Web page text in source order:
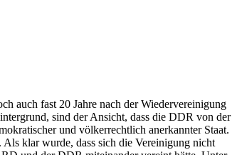
auch fast 20 Jah­re nach der Wiedervereinigung
sind der Ansicht, dass die DDR von der
und völkerrechtlich anerkannter Staat.
klar wurde, dass sich die Vereinigung nicht